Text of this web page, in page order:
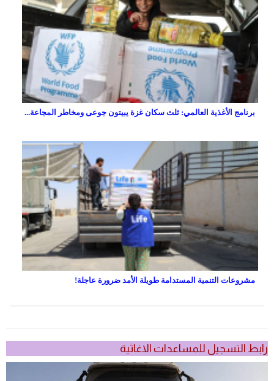
برنامج الأغذية العالمي: ثلث سكان غزة يبيتون جوعى ومخاطر المجاعة...
مشروعات التنمية المستدامة طويلة الأمد ضرورة عاجلة!
رابط التسجيل للمساعدات الاغاثية